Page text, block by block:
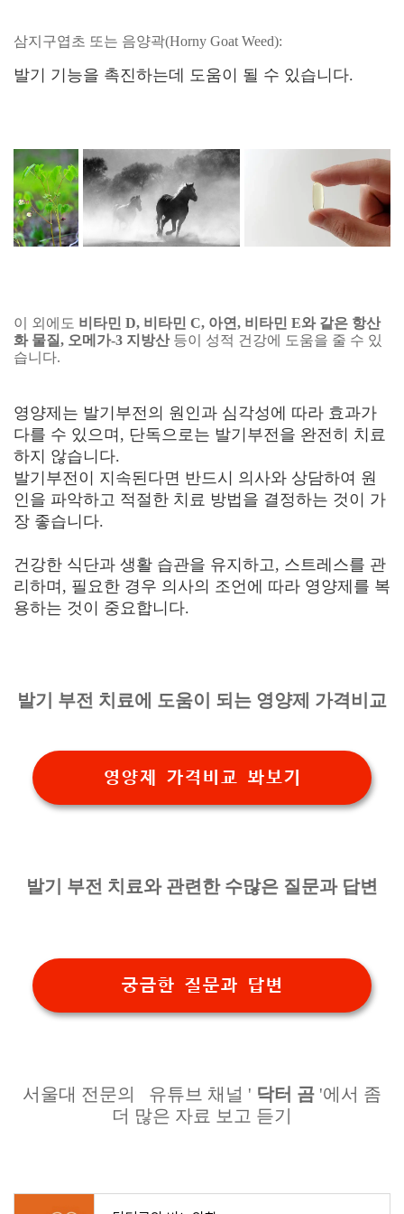
삼지구엽초 또는 음양곽(Horny Goat Weed):
발기 기능을 촉진하는데 도움이 될 수 있습니다.
이 외에도 비타민 D, 비타민 C, 아연, 비타민 E와 같은 항산
화 물질, 오메가-3 지방산등이 성적 건강에 도움을 줄 수 있
습니다.
영양제는 발기부전의 원인과 심각성에 따라 효과가
다를 수 있으며, 단독으로는 발기부전을 완전히 치료
하지 않습니다.
발기부전이 지속된다면 반드시 의사와 상담하여 원
인을 파악하고 적절한 치료 방법을 결정하는 것이 가
장 좋습니다.
건강한 식단과 생활 습관을 유지하고, 스트레스를 관
리하며, 필요한 경우 의사의 조언에 따라 영양제를 복
용하는 것이 중요합니다.
발기 부전 치료에 도움이 되는 영양제 가격비교
영양제 가격비교 봐보기
발기 부전 치료와 관련한 수많은 질문과 답변
궁금한 질문과 답변
서울대 전문의 유튜브 채널 ' 닥터 곰 '에서 좀
더 많은 자료 보고 듣기